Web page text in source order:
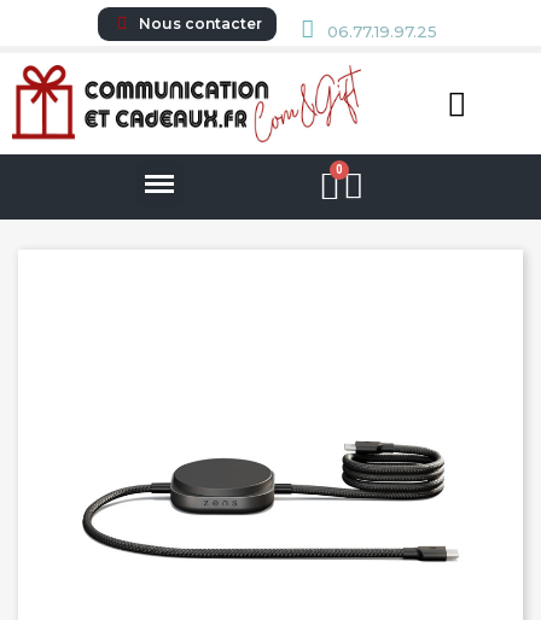
Nous contacter 06.77.19.97.25